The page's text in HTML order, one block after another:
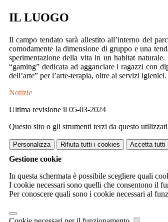
IL LUOGO
Il campo tendato sarà allestito all’interno del
comodamente la dimensione di gruppo e una
sperimentazione della vita in un habitat naturale.
“gaming” dedicata ad agganciare i ragazzi con
dell’arte” per l’arte-terapia, oltre ai servizi
Notizie
Ultima revisione il 05-03-2024
Questo sito o gli strumenti terzi da questo
Personalizza Rifiuta tutti i cookies Accetta tutti
Gestione cookie
In questa schermata è possibile scegliere quali
I cookie necessari sono quelli che consentono il
Per conoscere quali sono i cookie necessari al